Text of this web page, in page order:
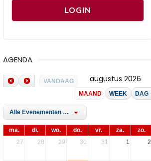
AGENDA
VANDAAG
MAAND
WEEK DAG
augustus 2026
Alle Evenementen Tags
ma. di. wo. do. vr. za.
zo.
27
28 29 30 31 1 2